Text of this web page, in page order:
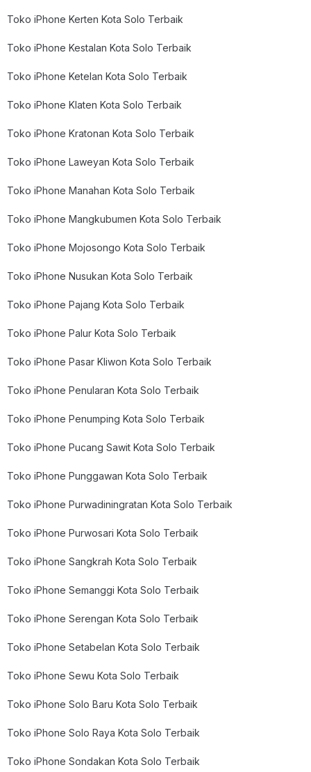
Toko iPhone Kerten Kota Solo Terbaik
Toko iPhone Kestalan Kota Solo Terbaik
Toko iPhone Ketelan Kota Solo Terbaik
Toko iPhone Klaten Kota Solo Terbaik
Toko iPhone Kratonan Kota Solo Terbaik
Toko iPhone Laweyan Kota Solo Terbaik
Toko iPhone Manahan Kota Solo Terbaik
Toko iPhone Mangkubumen Kota Solo Terbaik
Toko iPhone Mojosongo Kota Solo Terbaik
Toko iPhone Nusukan Kota Solo Terbaik
Toko iPhone Pajang Kota Solo Terbaik
Toko iPhone Palur Kota Solo Terbaik
Toko iPhone Pasar Kliwon Kota Solo Terbaik
Toko iPhone Penularan Kota Solo Terbaik
Toko iPhone Penumping Kota Solo Terbaik
Toko iPhone Pucang Sawit Kota Solo Terbaik
Toko iPhone Punggawan Kota Solo Terbaik
Toko iPhone Purwadiningratan Kota Solo Terbaik
Toko iPhone Purwosari Kota Solo Terbaik
Toko iPhone Sangkrah Kota Solo Terbaik
Toko iPhone Semanggi Kota Solo Terbaik
Toko iPhone Serengan Kota Solo Terbaik
Toko iPhone Setabelan Kota Solo Terbaik
Toko iPhone Sewu Kota Solo Terbaik
Toko iPhone Solo Baru Kota Solo Terbaik
Toko iPhone Solo Raya Kota Solo Terbaik
Toko iPhone Sondakan Kota Solo Terbaik